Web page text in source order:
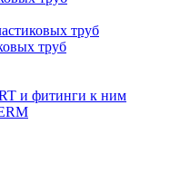
труб
труб
и фитинги к ним